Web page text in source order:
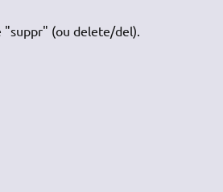
"suppr" (ou delete/del).